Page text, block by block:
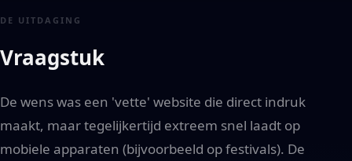
DE UITDAGING
Vraagstuk
De wens was een 'vette' website die direct indruk
maakt, maar tegelijkertijd extreem snel laadt op
mobiele apparaten (bijvoorbeeld op festivals). De